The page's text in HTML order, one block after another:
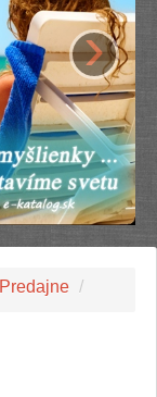
›
Predajne /